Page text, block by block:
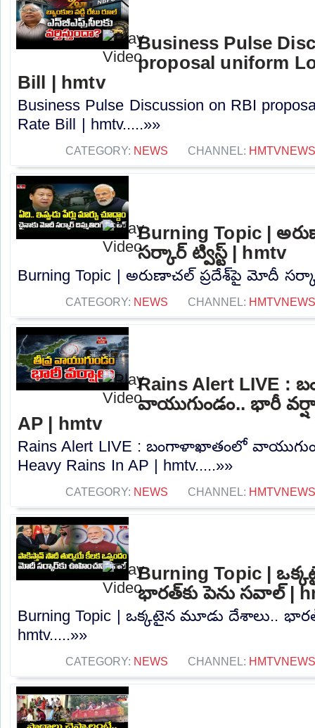
Business Pulse
proposal uniform
Bill | hmtv
Business Pulse Discussion on RBI
Rate Bill | hmtv.....»»
CATEGORY: NEWS CHANNEL: HMTVNEWS
Burning Topic |
సర్కార్ ట్విస్ట్ | hmtv
Burning Topic | అరుణాచల్ ప్రదేశ్‌పై మోదీ
CATEGORY: NEWS CHANNEL: HMTVNEWS
Rains Alert LIVE
వాయుగుండం.. భారీ
AP | hmtv
Rains Alert LIVE : బంగాళాఖాతంలో
Heavy Rains In AP | hmtv.....»»
CATEGORY: NEWS CHANNEL: HMTVNEWS
Burning Topic |
భారత్‌కు పెను సవాల్ |
Burning Topic | ఒక్కటైన మూడు దేశాలు..
hmtv.....»»
CATEGORY: NEWS CHANNEL: HMTVNEWS